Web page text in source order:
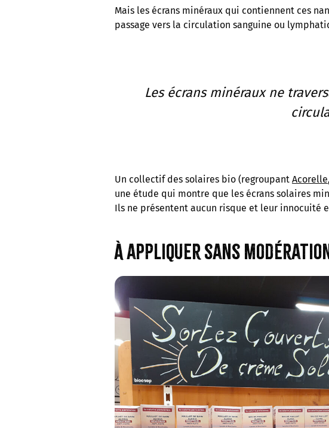
Mais les écrans minéraux qui contiennent ces
passage vers la circulation sanguine ou
Les écrans minéraux ne
Un collectif des solaires bio (regroupant Acorelle,
une étude qui montre que les écrans solaires
Ils ne présentent aucun risque et leur innocuité
À appliquer sans